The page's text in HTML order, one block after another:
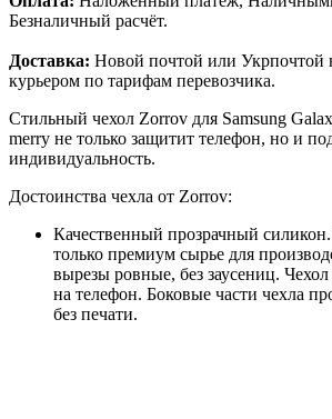
Безналичный расчёт.
Доставка: Новой почтой или Укрпочтой
курьером по тарифам перевозчика.
Стильный чехол Zorrov для Samsung
merry не только защитит телефон, но и
индивидуальность.
Достоинства чехла от Zorrov:
Качественный прозрачный
только премиум сырье для
вырезы ровные, без заусениц.
на телефон. Боковые части чехла
без печати.